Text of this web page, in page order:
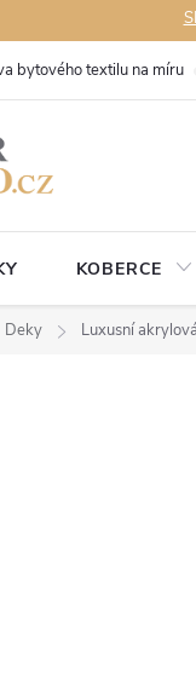
bytového textilu na míru
KOBERCE
Deky Luxusní